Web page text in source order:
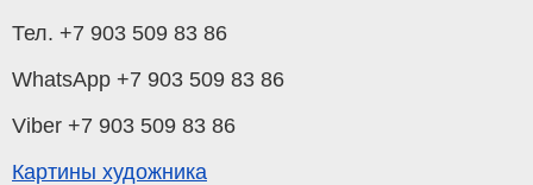
Тел. +7 903 509 83 86
WhatsApp +7 903 509 83 86
Viber +7 903 509 83 86
Картины художника